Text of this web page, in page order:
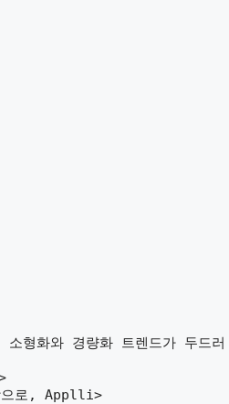
소형화와 경량화 트렌드가 두드러
으로, Applli>